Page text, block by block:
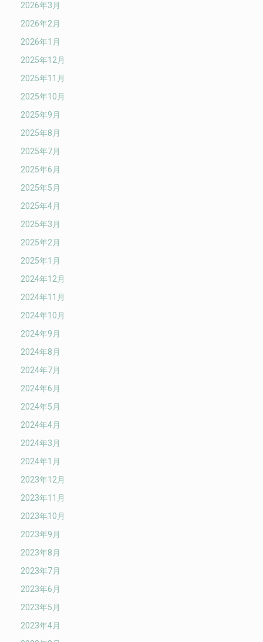
2026年3月
2026年2月
2026年1月
2025年12月
2025年11月
2025年10月
2025年9月
2025年8月
2025年7月
2025年6月
2025年5月
2025年4月
2025年3月
2025年2月
2025年1月
2024年12月
2024年11月
2024年10月
2024年9月
2024年8月
2024年7月
2024年6月
2024年5月
2024年4月
2024年3月
2024年1月
2023年12月
2023年11月
2023年10月
2023年9月
2023年8月
2023年7月
2023年6月
2023年5月
2023年4月